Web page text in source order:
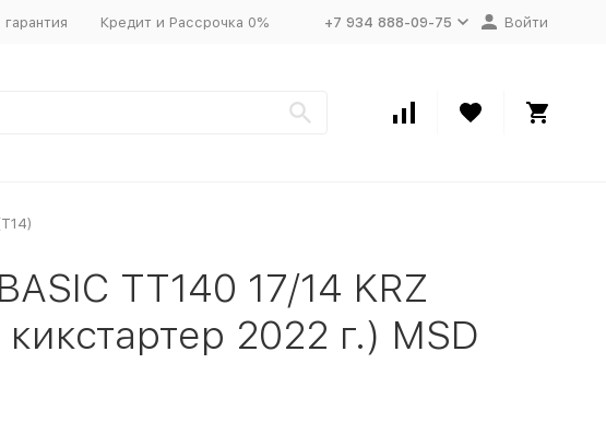
Кредит и Рассрочка 0% +7 934 888-09-75 Войти
TT140 17/14 KRZ
2022 г.) MSD